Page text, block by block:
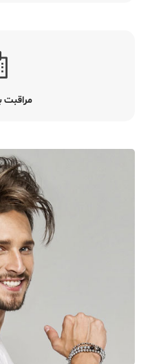
مراقبت